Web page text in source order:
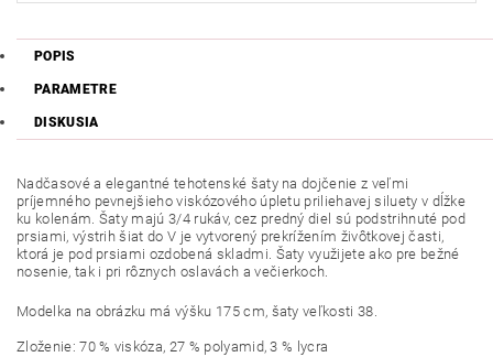
POPIS
PARAMETRE
DISKUSIA
Nadčasové a elegantné tehotenské šaty na dojčenie z veľmi
príjemného pevnejšieho viskózového úpletu priliehavej siluety v dĺžke
ku kolenám. Šaty majú 3/4 rukáv, cez predný diel sú podstrihnuté pod
prsiami, výstrih šiat do V je vytvorený prekrížením živôtkovej časti,
ktorá je pod prsiami ozdobená skladmi. Šaty využijete ako pre bežné
nosenie, tak i pri rôznych oslavách a večierkoch.
Modelka na obrázku má výšku 175 cm, šaty veľkosti 38.
Zloženie: 70 % viskóza, 27 % polyamid, 3 % lycra